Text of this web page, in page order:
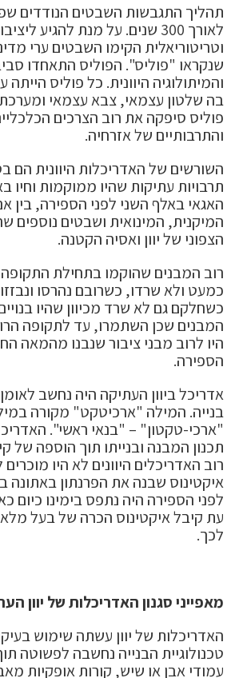
תהליך התגבשות השבטים הנודדים
לאורך 300 שנים. על מנת להגיע
וטריטוריאלית הקימו השבטים ערי
שנקראו "פוליס". הפוליס התאחדו
והמיתולוגיה היוונית. כל פוליס
בה שלטון עצמאי, צבא עצמאי
פוליס סיפקה את רוב הצרכים
והתרבותיים של אזרחיה.
השורשים של האדריכלות היוונית הם
תרבויות עתיקות שהיו ממוקמות וחיו
האגאי באלף השני לפני הספירה, בין
המיקנית, המינואית ושבטים נוספים
הצפוני של יוון ואסיה הקטנה.
רוב המבנים שהוקמו בתחילת התקופה
כמעט ולא שרדו, כשרובם נהרסו
כשחלקם גם לא שרד מכיוון שהיו
המבנים שכן השתמרו, עד לתקופה
היו לרוב מבני ציבור שנבנו מהמאה
הספירה.
אדריכל ביוון העתיקה היה נחשב
בנייה. המילה "ארכיטקט" מקורה
"ארכי-טקטון" – "בנאי ראשי".
תכנון המבנה ובנייתו תוך הוספה של
רוב האדריכלים היוונים לא היו
לפני הספירה היה נתפס בימינו כיום
עת קיבל איקטינוס הכרה של בעל
לכך.
מאפייני סגנון האדריכלות של יוון
האדריכלות של יוון עשתה שימוש
טכנולוגיית הבנייה נחשבה לפשוטה
עמודי אבן או שיש, קורות אופקיות